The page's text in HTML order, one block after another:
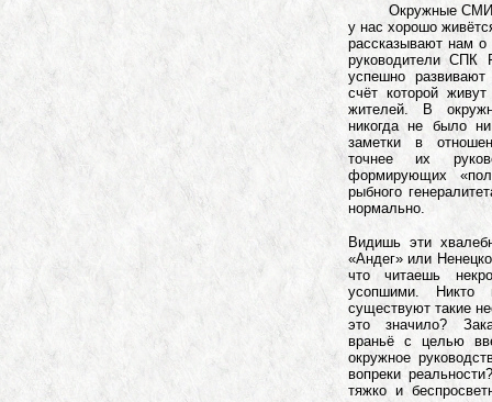
Окружные СМИ
у нас хорошо
рассказывают нам
руководители СПК
успешно
счёт которой
жителей. В
никогда не было
заметки в
точнее их
формирующих
рыбного
нормально.
Видишь эти
«Андег» или
что читаешь
усопшими.
существуют такие
это значило?
враньё с целью
окружное
вопреки
тяжко и